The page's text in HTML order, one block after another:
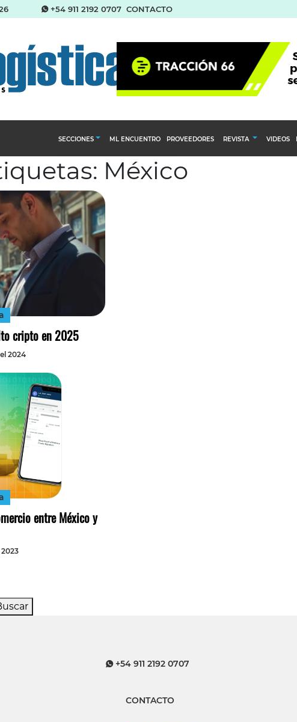
+54 911 2192 0707 CONTACTO
SECCIONES
Abastecimiento y compras
Almacenes e inventarios
Cadena de Suministro del Agro
Logística y distribución
Management
ML ENCUENTRO PROVEEDORES REVISTA VIDEOS
México
cripto en 2025
2024
entre México y
+54 911 2192 0707
CONTACTO